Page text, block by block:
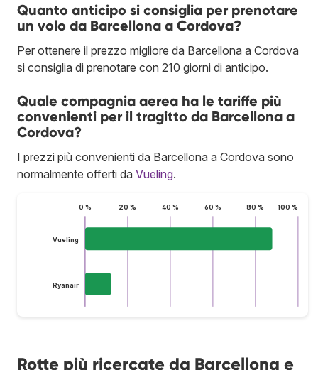
Quanto anticipo si consiglia per prenotare
un volo da Barcellona a Cordova?
Per ottenere il prezzo migliore da Barcellona a Cordova
si consiglia di prenotare con 210 giorni di anticipo.
Quale compagnia aerea ha le tariffe più
convenienti per il tragitto da Barcellona a
Cordova?
I prezzi più convenienti da Barcellona a Cordova sono
normalmente offerti da Vueling.
0 % 20 % 40 % 60 % 80 % 100 %
Vueling
Ryanair
Rotte più ricercate da Barcellona e